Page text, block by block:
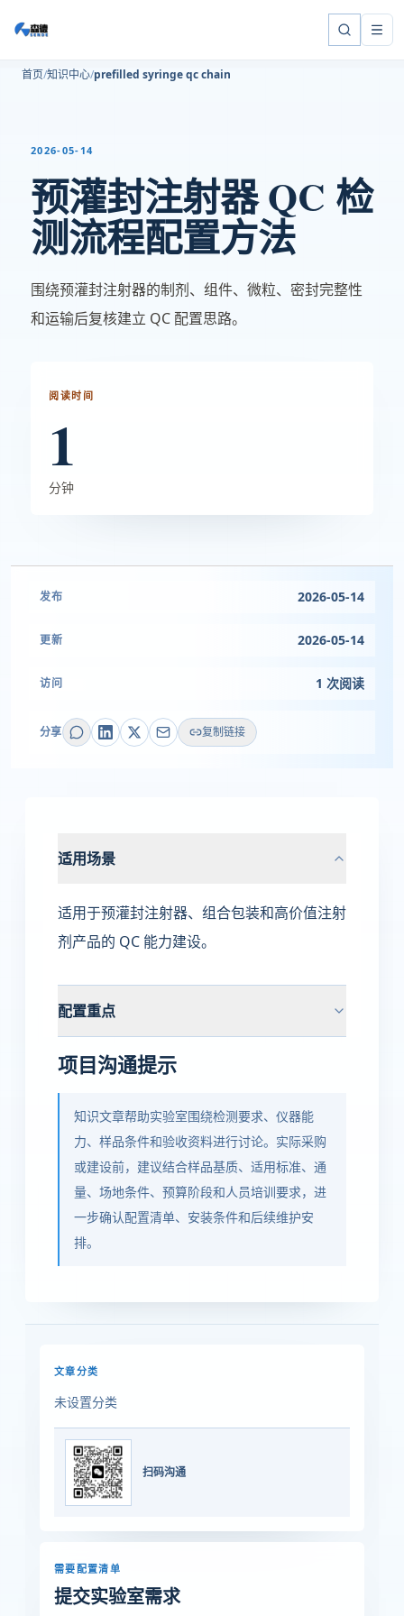
首页 知识中心 prefilled syringe qc chain
2026-05-14
预灌封注射器 QC 检
测流程配置方法
围绕预灌封注射器的制剂、组件、微粒、密封完整性
和运输后复核建立 QC 配置思路。
阅读时间
1
分钟
发布 2026-05-14
更新 2026-05-14
访问 1 次阅读
分享 复制链接
适用场景
适用于预灌封注射器、组合包装和高价值注射
剂产品的 QC 能力建设。
配置重点
项目沟通提示
知识文章帮助实验室围绕检测要求、仪器能
力、样品条件和验收资料进行讨论。实际采购
或建设前，建议结合样品基质、适用标准、通
量、场地条件、预算阶段和人员培训要求，进
一步确认配置清单、安装条件和后续维护安
排。
文章分类
未设置分类
扫码沟通
需要配置清单
提交实验室需求